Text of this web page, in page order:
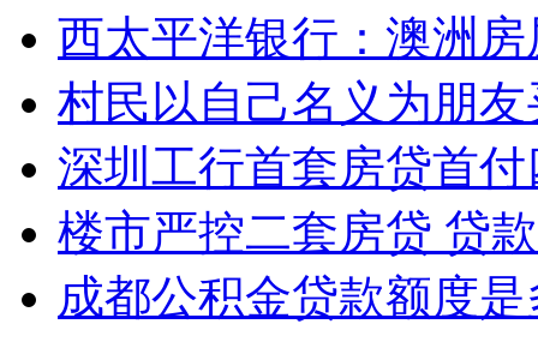
西太平洋银行：澳洲
村民以自己名义为朋
深圳工行首套房贷首
楼市严控二套房贷 贷
成都公积金贷款额度